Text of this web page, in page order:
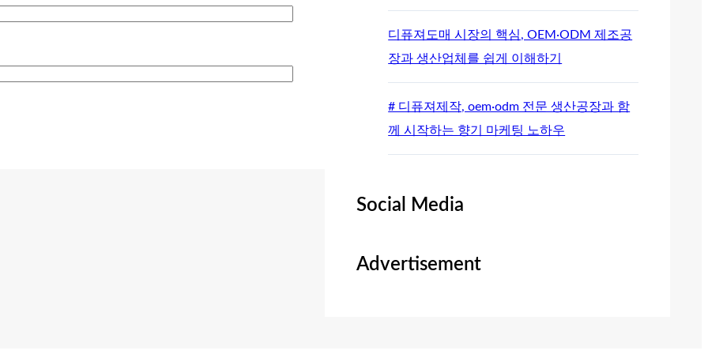
디퓨져도매 시장의 핵심, OEM·ODM 제조공
장과 생산업체를 쉽게 이해하기
# 디퓨져제작, oem·odm 전문 생산공장과 함
께 시작하는 향기 마케팅 노하우
Social Media
Advertisement